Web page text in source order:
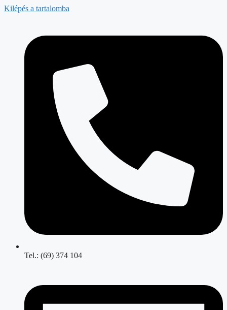
Kilépés a tartalomba
Tel.: (69) 374 104